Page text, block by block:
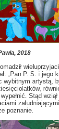
2018
„Pan P. S. i jego
artystą,
Stąd
poznanie.